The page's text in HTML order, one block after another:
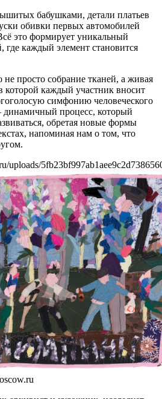
бабушками, детали платьев
обивки первых автомобилей
это формирует уникальный
каждый элемент становится
просто собрание тканей, а живая
которой каждый участник вносит
симфонию человеческого
процесс, который
обретая новые формы
напоминая нам о том, что
uploads/